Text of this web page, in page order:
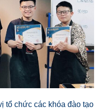
tổ chức các khóa đào tạo